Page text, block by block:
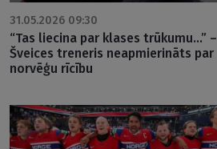
31.05.2026 09:30
“Tas liecina par klases trūkumu…” –
Šveices treneris neapmierināts par
norvēģu rīcību